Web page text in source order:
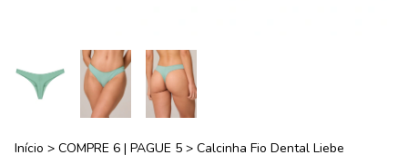
Início > COMPRE 6 | PAGUE 5 > Calcinha Fio Dental Liebe